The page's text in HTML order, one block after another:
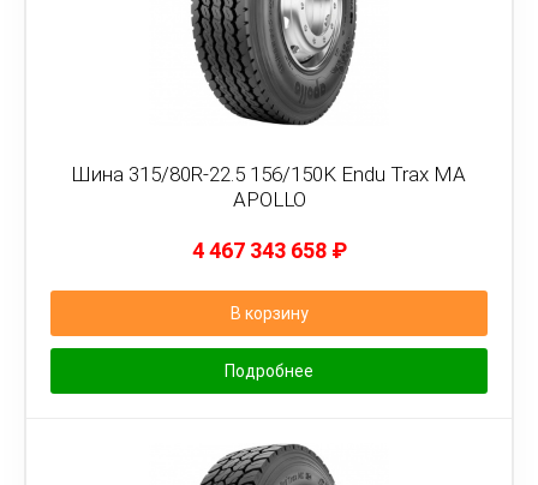
Шина 315/80R-22.5 156/150K Endu Trax MA
APOLLO
4 467 343 658 ₽
В корзину
Подробнее